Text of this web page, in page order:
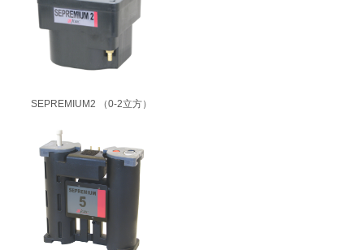
SEPREMIUM2 （0-2立方）